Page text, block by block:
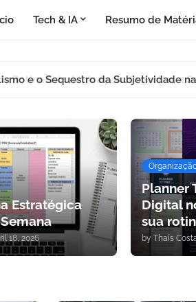
Tech & IA Resumo de
e o Sequestro da Subjetividade
Estratégica
18, 2026
Planner
Digital
sua
by Thaís